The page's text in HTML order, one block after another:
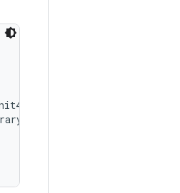
version.ref = "androidx-
}